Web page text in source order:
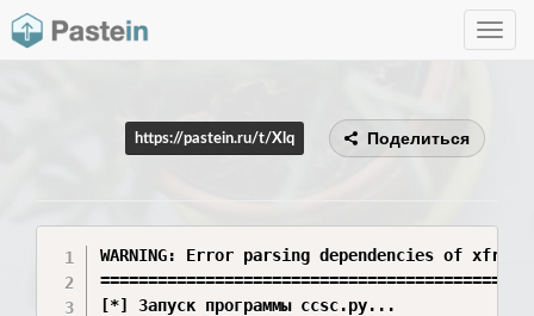
Toggle
https://pastein.ru/t/Xlq Поделиться
WARNING: Error parsing dependencies of
[*] Запуск программы ccsc.py...